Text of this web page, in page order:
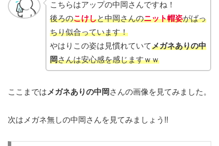
こちらはアップの中岡さんですね！
後ろのこけしと中岡さんのニット帽姿がばっ
ちり似合っています！
やはりこの姿は見慣れていてメガネありの中
岡さんは安心感を感じますｗｗ
ここまでは メガネありの中岡 さんの画像を見てみました。
次はメガネ無しの中岡さんを見てみましょう!!